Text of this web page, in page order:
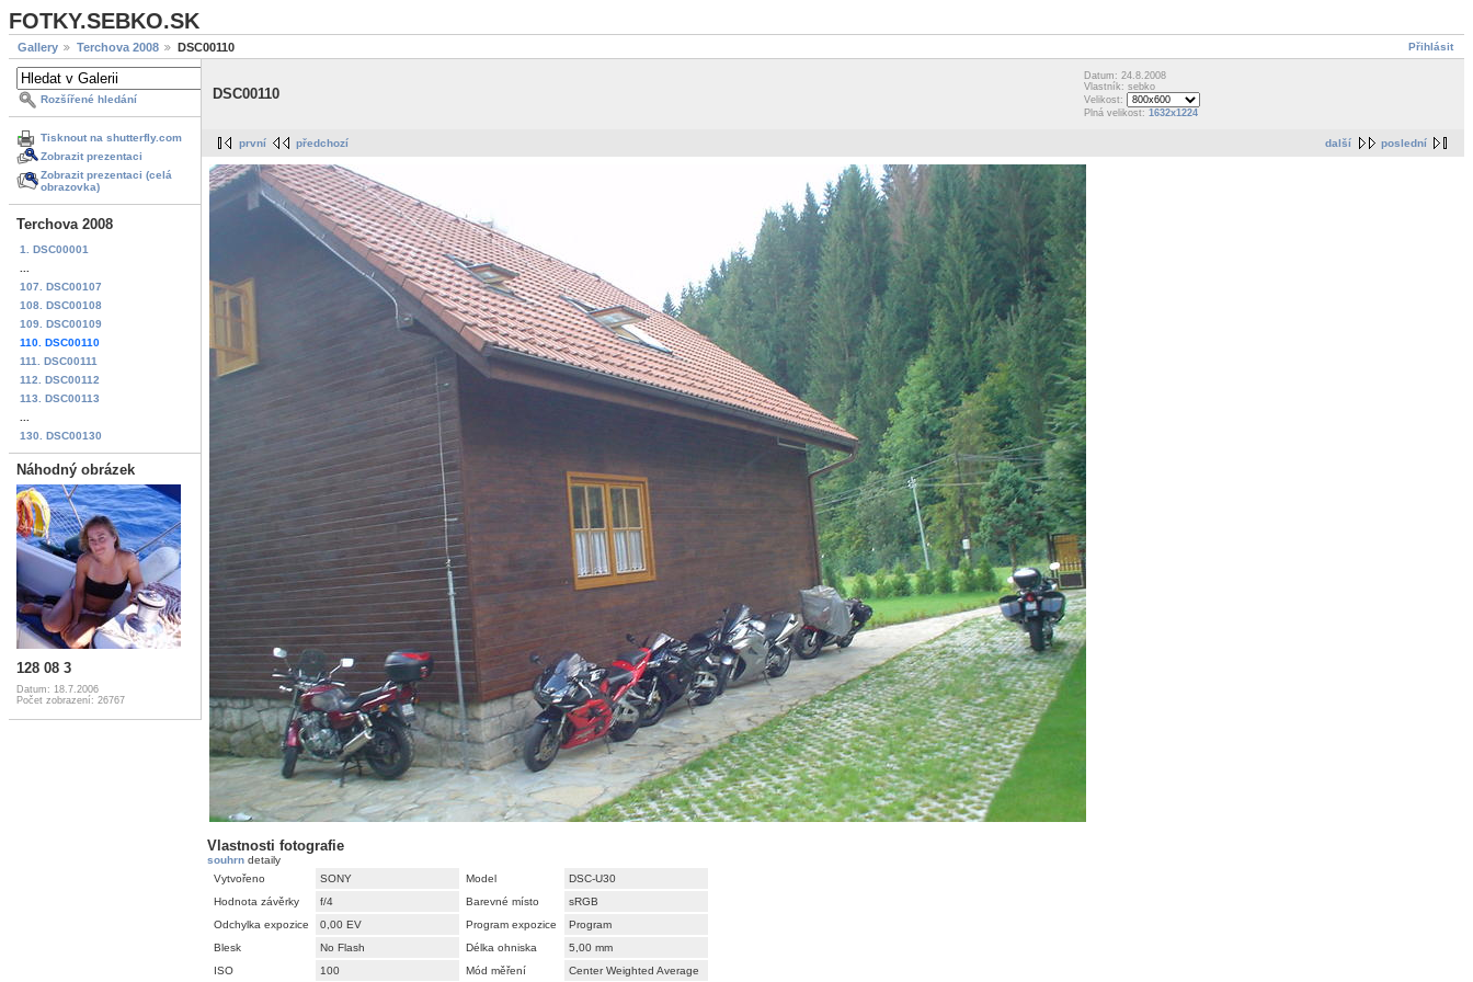
FOTKY.SEBKO.SK
Přihlásit
Gallery Terchova 2008 DSC00110
Rozšířené hledání
Tisknout na shutterfly.com
Zobrazit prezentaci
Zobrazit prezentaci (celá
obrazovka)
Terchova 2008
1. DSC00001
107. DSC00107
108. DSC00108
109. DSC00109
110. DSC00110
111. DSC00111
112. DSC00112
113. DSC00113
130. DSC00130
Náhodný obrázek
128 08 3
Datum: 18.7.2006
Počet zobrazení: 26767
DSC00110
Datum: 24.8.2008
Vlastník: sebko
Velikost:
Plná velikost: 1632x1224
další poslední
první předchozí
Vlastnosti fotografie
souhrn detaily
Vytvořeno
SONY Model
DSC-U30
Hodnota závěrky
f/4 Barevné místo
sRGB
Odchylka expozice
0,00 EV Program expozice
Program
Blesk
No Flash Délka ohniska
5,00 mm
ISO
100 Mód měření Center Weighted Average